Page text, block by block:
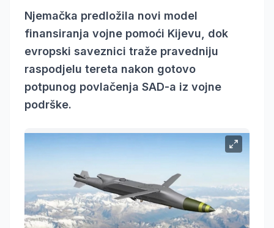
Njemačka predložila novi model
finansiranja vojne pomoći Kijevu, dok
evropski saveznici traže pravedniju
raspodjelu tereta nakon gotovo
potpunog povlačenja SAD-a iz vojne
podrške.